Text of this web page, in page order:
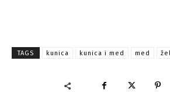
TAGS kunica kunica i med med